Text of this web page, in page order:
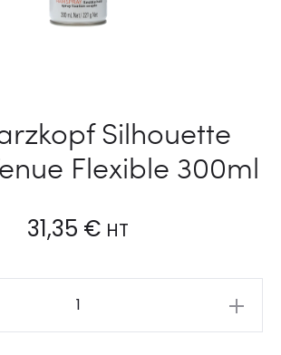
Silhouette
Flexible 300ml
31,35 € HT